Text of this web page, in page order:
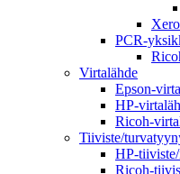
PCR-
Virtalähde
Epson-
HP-
Ricoh-
Tiiviste/
HP-
Ricoh-